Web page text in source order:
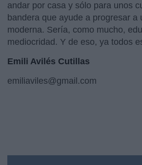
andar por casa y sólo para unos
bandera que ayude a progresar a
moderna. Sería, como mucho,
mediocridad. Y de eso, ya todos
Emili Avilés Cutillas
emiliaviles@gmail.com